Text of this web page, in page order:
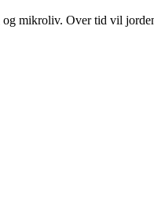
mikroliv. Over tid vil